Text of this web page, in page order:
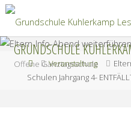
Zum
Inhalt
springen
GRUNDSCHULE
Offene Ganztagsschule
StartVeranstaltung
Schulen Jahrgang 4-